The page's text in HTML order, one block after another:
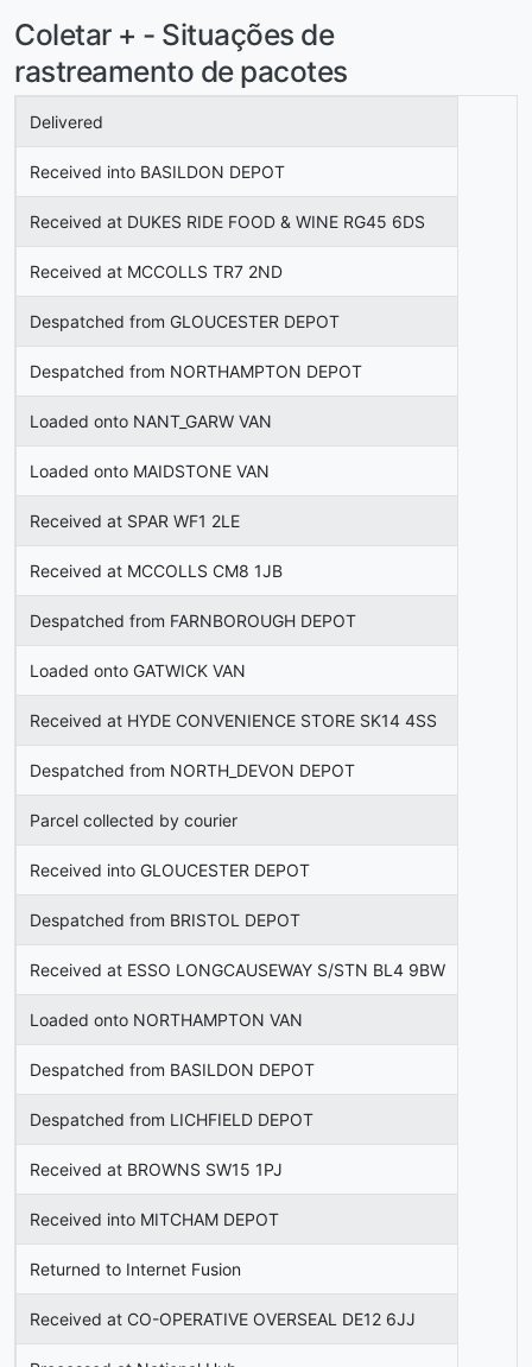
Coletar + - Situações de
rastreamento de pacotes
Delivered
Received into BASILDON DEPOT
Received at DUKES RIDE FOOD & WINE RG45 6DS
Received at MCCOLLS TR7 2ND
Despatched from GLOUCESTER DEPOT
Despatched from NORTHAMPTON DEPOT
Loaded onto NANT_GARW VAN
Loaded onto MAIDSTONE VAN
Received at SPAR WF1 2LE
Received at MCCOLLS CM8 1JB
Despatched from FARNBOROUGH DEPOT
Loaded onto GATWICK VAN
Received at HYDE CONVENIENCE STORE SK14 4SS
Despatched from NORTH_DEVON DEPOT
Parcel collected by courier
Received into GLOUCESTER DEPOT
Despatched from BRISTOL DEPOT
Received at ESSO LONGCAUSEWAY S/STN BL4 9BW
Loaded onto NORTHAMPTON VAN
Despatched from BASILDON DEPOT
Despatched from LICHFIELD DEPOT
Received at BROWNS SW15 1PJ
Received into MITCHAM DEPOT
Returned to Internet Fusion
Received at CO-OPERATIVE OVERSEAL DE12 6JJ